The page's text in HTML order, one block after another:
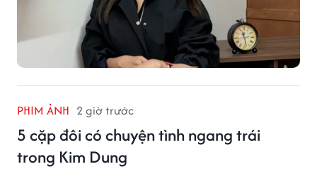
PHIM ẢNH 2 giờ trước
5 cặp đôi có chuyện tình ngang trái
trong Kim Dung